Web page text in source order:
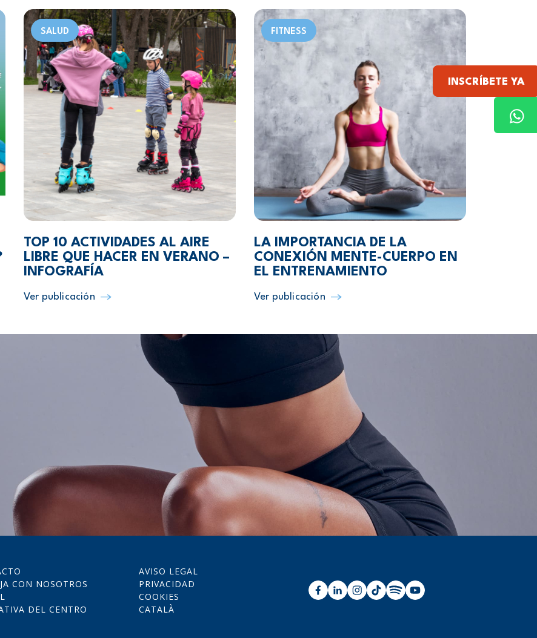
INSCRÍBETE YA
SALUD
TOP 10 ACTIVIDADES AL AIRE
LIBRE QUE HACER EN VERANO –
INFOGRAFÍA
Ver publicación
FITNESS
LA IMPORTANCIA DE LA
CONEXIÓN MENTE-CUERPO EN
EL ENTRENAMIENTO
Ver publicación
CON NOSOTROS
DEL CENTRO
AVISO LEGAL
PRIVACIDAD
COOKIES
CATALÀ